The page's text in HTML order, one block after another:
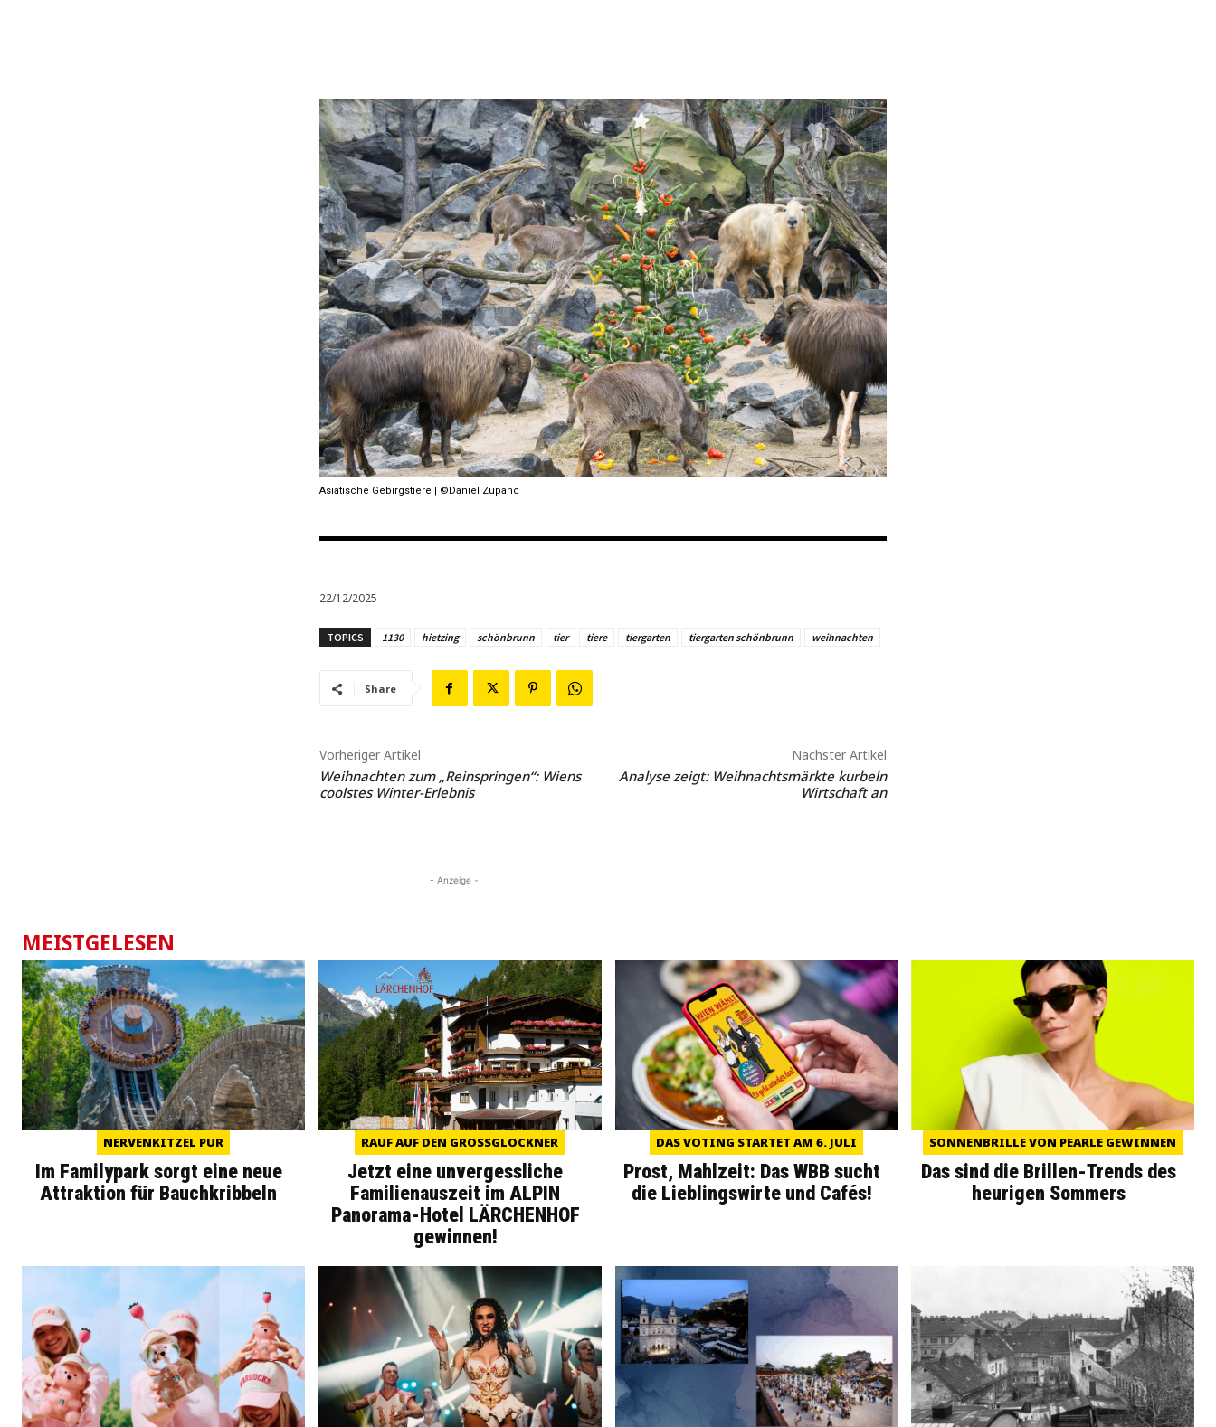
Asiatische Gebirgstiere | ©Daniel Zupanc
22/12/2025
TOPICS 1130 hietzing schönbrunn tier tiere tiergarten tiergarten schönbrunn weihnachten
Share
Vorheriger Artikel
Weihnachten zum „Reinspringen“: Wiens
coolstes Winter-Erlebnis
Nächster Artikel
Analyse zeigt: Weihnachtsmärkte kurbeln
Wirtschaft an
- Anzeige -
MEISTGELESEN
NERVENKITZEL PUR
Im Familypark sorgt eine neue
Attraktion für Bauchkribbeln
RAUF AUF DEN GROSSGLOCKNER
Jetzt eine unvergessliche
Familienauszeit im ALPIN
Panorama-Hotel LÄRCHENHOF
gewinnen!
DAS VOTING STARTET AM 6. JULI
Prost, Mahlzeit: Das WBB sucht
die Lieblingswirte und Cafés!
SONNENBRILLE VON PEARLE GEWINNEN
Das sind die Brillen-Trends des
heurigen Sommers